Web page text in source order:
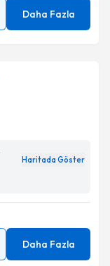
Daha Fazla
Haritada Göster
Daha Fazla